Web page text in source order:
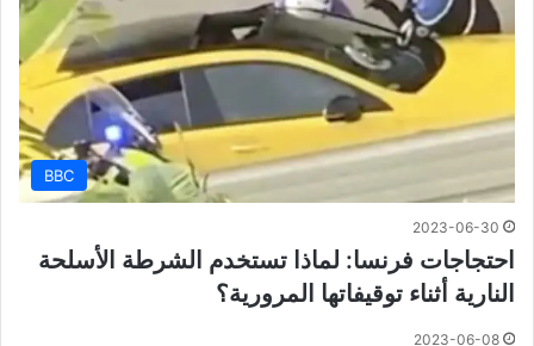
BBC
2023-06-30
احتجاجات فرنسا: لماذا تستخدم الشرطة الأسلحة
النارية أثناء توقيفاتها المرورية؟
2023-06-08